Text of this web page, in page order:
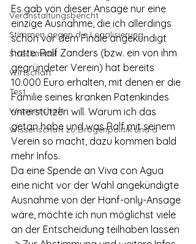
Veranstaltungsbericht
Stimmen gegen die Legalisierung
Streckmittel
Wirtschaft
Test
Wissenschaft
Wissenschaft zu Drogenpolitik und a
Es gab von dieser Ansage nur eine
einzige Ausnahme, die ich allerdings
schon vor dem Finale angekündigt
hatte: Ralf Zanders (bzw. ein von ihm
gegründeter Verein) hat bereits
10.000 Euro erhalten, mit denen er die
Familie seines kranken Patenkindes
unterstützen will. Warum ich das
getan habe und was Ralf mit seinem
Verein so macht, dazu kommen bald
mehr Infos.
Da eine Spende an Viva con Agua
eine nicht vor der Wahl angekündigte
Ausnahme von der Hanf-only-Ansage
wäre, möchte ich nun möglichst viele
an der Entscheidung teilhaben lassen